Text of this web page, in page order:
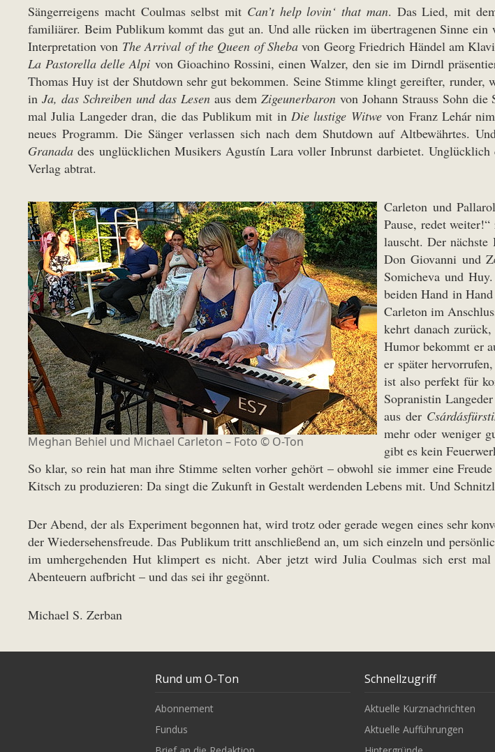
Sängerreigens macht Coulmas selbst mit Can’t help lovin‘ that man. Das Lied, mit
familiärer. Beim Publikum kommt das gut an. Und alle rücken im übertragenen Sinne
Interpretation von The Arrival of the Queen of Sheba von Georg Friedrich Händel am
La Pastorella delle Alpi von Gioachino Rossini, einen Walzer, den sie im Dirndl
Thomas Huy ist der Shutdown sehr gut bekommen. Seine Stimme klingt gereifter,
in Ja, das Schreiben und das Lesenaus dem Zigeunerbaronvon Johann Strauss Sohn die
mal Julia Langeder dran, die das Publikum mit inDie lustige Witwevon Franz Lehár
neues Programm. Die Sänger verlassen sich nach dem Shutdown auf Altbewährtes.
Granada des unglücklichen Musikers Agustín Lara voller Inbrunst darbietet.
Verlag abtrat.
Meghan Behiel und Michael Carleton – Foto © O-Ton
Carleton und
Pause, redet
lauscht. Der
Don Giovanni und
Somicheva und
beiden Hand in
Carleton im
kehrt danach
Humor bekommt er
er später
ist also perfekt für
Sopranistin
aus der
mehr oder weniger
gibt es kein
So klar, so rein hat man ihre Stimme selten vorher gehört – obwohl sie immer eine
Kitsch zu produzieren: Da singt die Zukunft in Gestalt werdenden Lebens mit. Und
Der Abend, der als Experiment begonnen hat, wird trotz oder gerade wegen eines sehr
der Wiedersehensfreude. Das Publikum tritt anschließend an, um sich einzeln und
im umhergehenden Hut klimpert es nicht. Aber jetzt wird Julia Coulmas sich erst
Abenteuern aufbricht – und das sei ihr gegönnt.
Michael S. Zerban
Rund um O-Ton
Abonnement
Fundus
Schnellzugriff
Aktuelle Kurznachrichten
Aktuelle Aufführungen